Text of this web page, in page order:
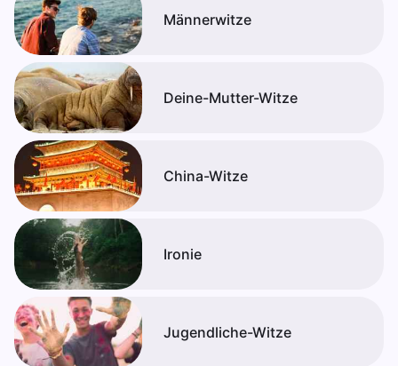
Männerwitze
Deine-Mutter-Witze
China-Witze
Ironie
Jugendliche-Witze